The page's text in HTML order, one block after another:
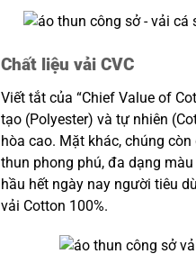
Chất liệu vải CVC
Viết tắt của “Chief Value of
tạo (Polyester) và tự nhiên
hòa cao. Mặt khác, chúng
thun phong phú, đa dạng
hầu hết ngày nay người tiêu
vải Cotton 100%.